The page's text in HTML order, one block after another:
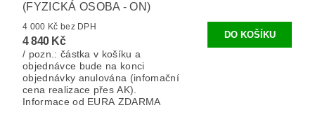
(FYZICKÁ OSOBA - ON)
4 000 Kč bez DPH
4 840 Kč
/ pozn.: částka v košíku a
objednávce bude na konci
objednávky anulována (infomační
cena realizace přes AK).
Informace od EURA ZDARMA